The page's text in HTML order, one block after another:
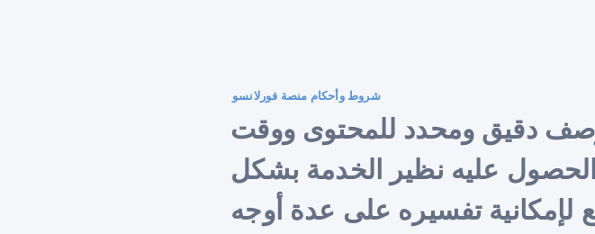
شروط وأحكام منصة فورلانسو
دقيق ومحدد للمحتوى ووقت
والحصول عليه نظير الخدمة بشكل
لإمكانية تفسيره على عدة أوجه